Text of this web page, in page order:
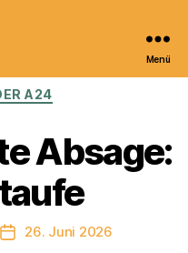
Menü
A24
Absage:
Veröffentlichungsdatum
26. Juni 2026